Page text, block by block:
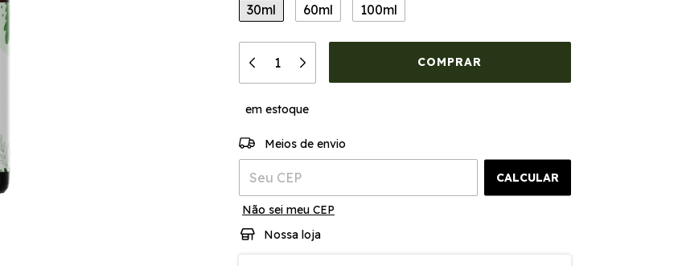
30ml 60ml 100ml
em estoque
Entregas para o CEP:
Meios de envio
CALCULAR
Não sei meu CEP
Nossa loja